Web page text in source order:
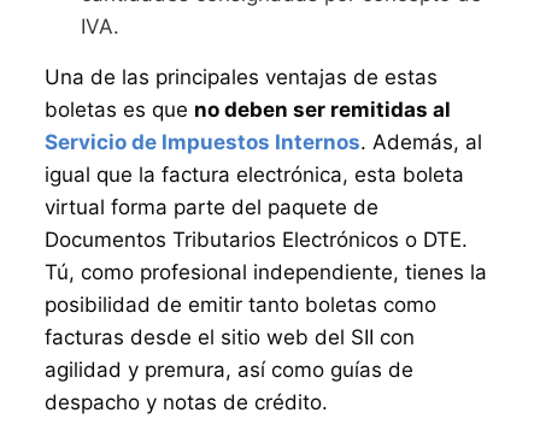
IVA.
Una de las principales ventajas de estas
boletas es que no deben ser remitidas al
Servicio de Impuestos Internos. Además, al
igual que la factura electrónica, esta boleta
virtual forma parte del paquete de
Documentos Tributarios Electrónicos o DTE.
Tú, como profesional independiente, tienes la
posibilidad de emitir tanto boletas como
facturas desde el sitio web del SII con
agilidad y premura, así como guías de
despacho y notas de crédito.